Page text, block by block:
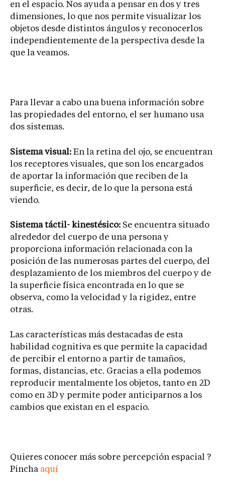
en el espacio. Nos ayuda a pensar en dos y tres
dimensiones, lo que nos permite visualizar los
objetos desde distintos ángulos y reconocerlos
independientemente de la perspectiva desde la
que la veamos.
Para llevar a cabo una buena información sobre
las propiedades del entorno, el ser humano usa
dos sistemas.
Sistema visual: En la retina del ojo, se encuentran
los receptores visuales, que son los encargados
de aportar la información que reciben de la
superficie, es decir, de lo que la persona está
viendo.
Sistema táctil- kinestésico: Se encuentra situado
alrededor del cuerpo de una persona y
proporciona información relacionada con la
posición de las numerosas partes del cuerpo, del
desplazamiento de los miembros del cuerpo y de
la superficie física encontrada en lo que se
observa, como la velocidad y la rigidez, entre
otras.
Las características más destacadas de esta
habilidad cognitiva es que permite la capacidad
de percibir el entorno a partir de tamaños,
formas, distancias, etc. Gracias a ella podemos
reproducir mentalmente los objetos, tanto en 2D
como en 3D y permite poder anticiparnos a los
cambios que existan en el espacio.
Quieres conocer más sobre percepción espacial ?
Pincha aquí